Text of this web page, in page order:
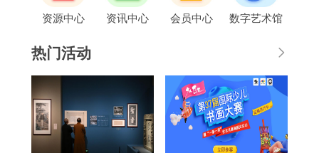
资源中心 资讯中心 会员中心 数字艺术馆
热门活动